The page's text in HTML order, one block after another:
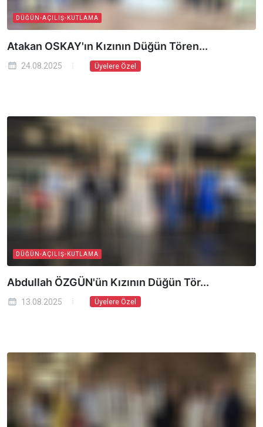
DÜĞÜN-AÇILIŞ-KUTLAMA
Atakan OSKAY'ın Kızının Düğün Tören...
24.08.2025 Üyelere Özel
DÜĞÜN-AÇILIŞ-KUTLAMA
Abdullah ÖZGÜN'ün Kızının Düğün Tör...
13.08.2025 Üyelere Özel